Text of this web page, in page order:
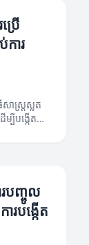
រើ
ការ
ាស្រ្តស្លត
ម្បីបង្កើត
របញ្ចូល
របង្កើត